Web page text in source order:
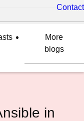
Contact
More
blogs
in